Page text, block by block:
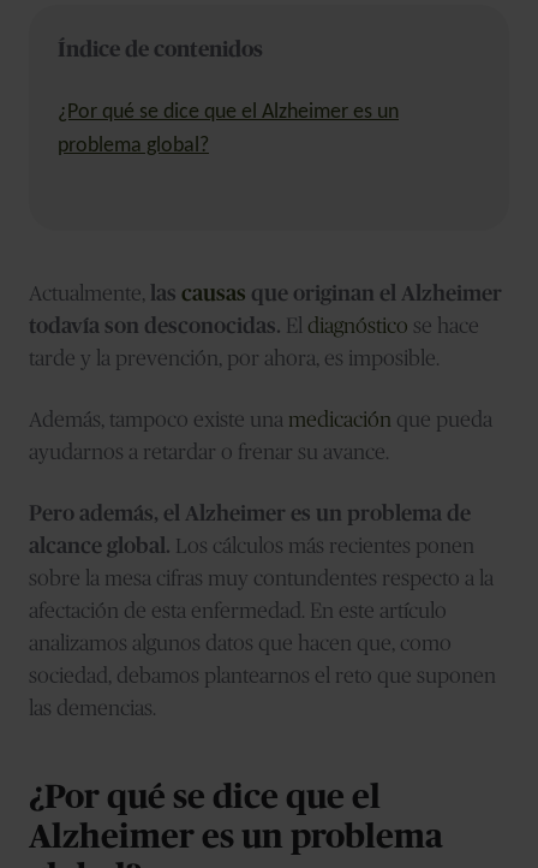
Índice de contenidos
¿Por qué se dice que el Alzheimer es un
problema global?
Actualmente, las causas que originan el Alzheimer
todavía son desconocidas. El diagnóstico se hace
tarde y la prevención, por ahora, es imposible.
Además, tampoco existe una medicación que pueda
ayudarnos a retardar o frenar su avance.
Pero además, el Alzheimer es un problema de
alcance global. Los cálculos más recientes ponen
sobre la mesa cifras muy contundentes respecto a la
afectación de esta enfermedad. En este artículo
analizamos algunos datos que hacen que, como
sociedad, debamos plantearnos el reto que suponen
las demencias.
¿Por qué se dice que el
Alzheimer es un problema